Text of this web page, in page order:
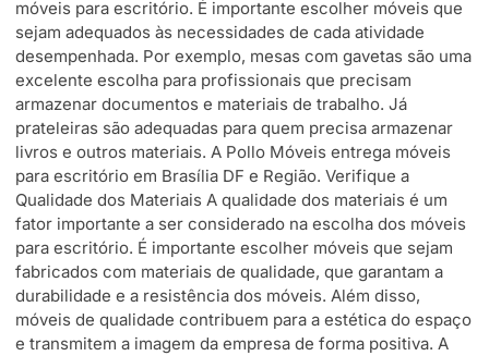
móveis para escritório. É importante escolher móveis que
sejam adequados às necessidades de cada atividade
desempenhada. Por exemplo, mesas com gavetas são uma
excelente escolha para profissionais que precisam
armazenar documentos e materiais de trabalho. Já
prateleiras são adequadas para quem precisa armazenar
livros e outros materiais. A Pollo Móveis entrega móveis
para escritório em Brasília DF e Região. Verifique a
Qualidade dos Materiais A qualidade dos materiais é um
fator importante a ser considerado na escolha dos móveis
para escritório. É importante escolher móveis que sejam
fabricados com materiais de qualidade, que garantam a
durabilidade e a resistência dos móveis. Além disso,
móveis de qualidade contribuem para a estética do espaço
e transmitem a imagem da empresa de forma positiva. A